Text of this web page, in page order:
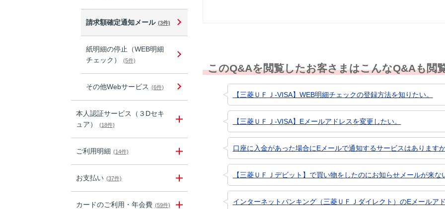
請求額確定通知メール (3件)
紙明細の停止（WEB明細
チェック）
(5件)
その他Webサービス (6件)
本人認証サービス（３Dセキ
ュア）
(18件)
ご利用明細 (14件)
お支払い (37件)
カードのご利用・年会費 (59件)
このQ&Aを閲覧したお客さまはこんなQ&Aも閲
【三菱ＵＦＪ-VISA】WEB明細チェックの登録方法を知りたい。
【三菱ＵＦＪ-VISA】Eメールアドレスを変更したい。
口座に入金があった場合にEメールで通知するサービスはありますか
【三菱ＵＦＪデビット】で買い物をしたのにお知らせメールが来な
インターネットバンキング（三菱ＵＦＪダイレクト）のEメールア